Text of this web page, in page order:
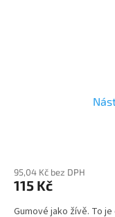
95,04 Kč bez DPH
115 Kč
Gumové jako žívě. To